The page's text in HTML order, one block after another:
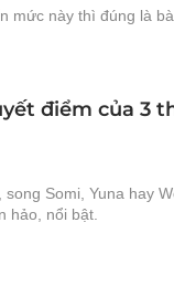
mức này thì đúng là
điểm của 3
Somi, Yuna hay
hảo, nổi bật.